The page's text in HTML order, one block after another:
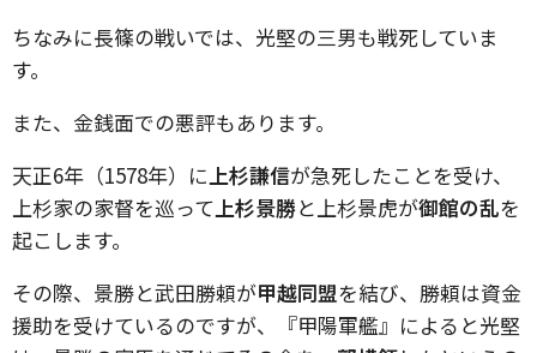
ちなみに長篠の戦いでは、光堅の三男も戦死していま
す。
また、金銭面での悪評もあります。
天正6年（1578年）に上杉謙信が急死したことを受け、
上杉家の家督を巡って上杉景勝と上杉景虎が御館の乱を
起こします。
その際、景勝と武田勝頼が甲越同盟を結び、勝頼は資金
援助を受けているのですが、『甲陽軍艦』によると光堅